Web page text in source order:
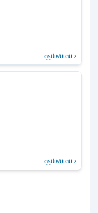
ดูรูปเพิ่มเติม
ดูรูปเพิ่มเติม